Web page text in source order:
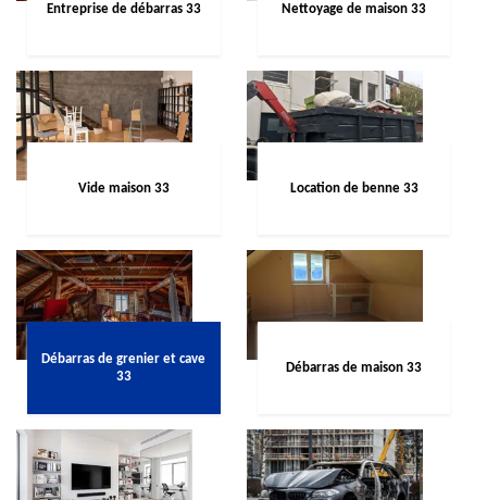
Entreprise de débarras 33 Nettoyage de maison 33
Vide maison 33 Location de benne 33
Débarras de grenier et cave
33
Débarras de maison 33